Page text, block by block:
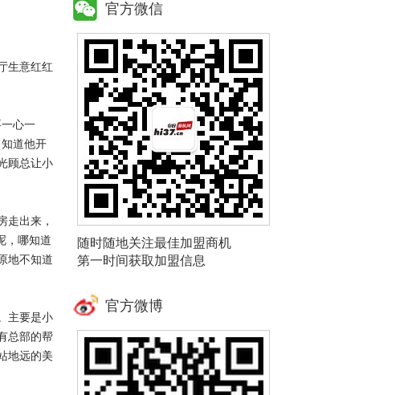
生意红红
心一
道他开
顾总让小
出来，
，哪知道
地不知道
主要是小
总部的帮
地远的美
官方微信
随时随地关注最佳加盟商机
第一时间获取加盟信息
官方微博